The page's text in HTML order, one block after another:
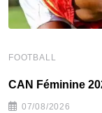
FOOTBALL
CAN Féminine
07/08/2026